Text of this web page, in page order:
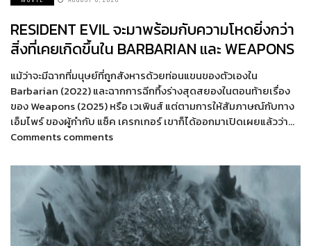
RESIDENT EVIL จะมาพร้อมกับความโหดยิ่งกว่า
สิ่งที่เคยเกิดขึ้นใน BARBARIAN และ WEAPONS
แม้ว่าจะมีฉากที่มนุษย์ที่ถูกสังหารด้วยท่อนแขนของตัวเองใน
Barbarian (2022) และฉากการฉีกทึ้งร่างสุดสยองในตอนท้ายเรื่อง
ของ Weapons (2025) หรือ เวเพินส์ แต่ตามการให้สัมภาษณ์กับทาง
เอ็มไพร์ ของผู้กำกับ แซ็ค เครกเกอร์ เขาก็ได้ออกมาเปิดเผยแล้วว่า…
Comments comments